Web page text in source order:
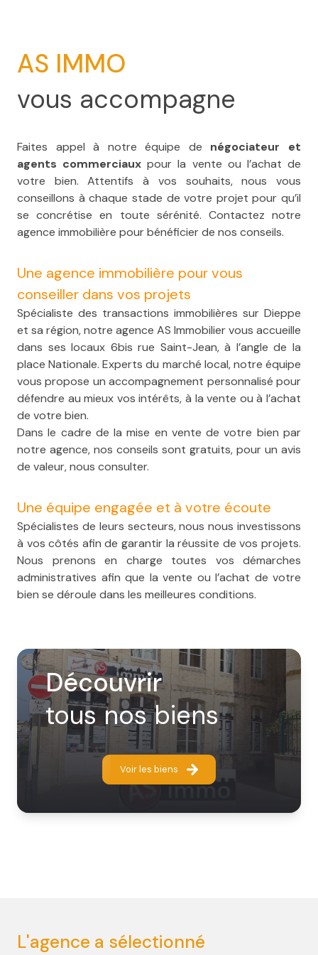
Découvrir
tous nos biens
Voir les biens
AS IMMO
vous accompagne
Faites appel à notre équipe de négociateur et
agents commerciaux pour la vente ou l’achat de
votre bien. Attentifs à vos souhaits, nous vous
conseillons à chaque stade de votre projet pour qu’il
se concrétise en toute sérénité. Contactez notre
agence immobilière pour bénéficier de nos conseils.
Une agence immobilière pour vous
conseiller dans vos projets
Spécialiste des transactions immobilières sur Dieppe
et sa région, notre agence AS Immobilier vous accueille
dans ses locaux 6bis rue Saint-Jean, à l’angle de la
place Nationale. Experts du marché local, notre équipe
vous propose un accompagnement personnalisé pour
défendre au mieux vos intérêts, à la vente ou à l’achat
de votre bien.
Dans le cadre de la mise en vente de votre bien par
notre agence, nos conseils sont gratuits, pour un avis
de valeur, nous consulter.
Une équipe engagée et à votre écoute
Spécialistes de leurs secteurs, nous nous investissons
à vos côtés afin de garantir la réussite de vos projets.
Nous prenons en charge toutes vos démarches
administratives afin que la vente ou l’achat de votre
bien se déroule dans les meilleures conditions.
L'agence a sélectionné